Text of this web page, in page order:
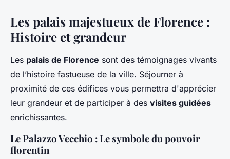
Les palais majestueux de Florence :
Histoire et grandeur
Les palais de Florence sont des témoignages vivants
de l’histoire fastueuse de la ville. Séjourner à
proximité de ces édifices vous permettra d'apprécier
leur grandeur et de participer à des visites guidées
enrichissantes.
Le Palazzo Vecchio : Le symbole du pouvoir
florentin